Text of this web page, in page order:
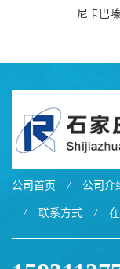
尼卡巴嗪
公司首页 / 公司介
/ 联系方式 /